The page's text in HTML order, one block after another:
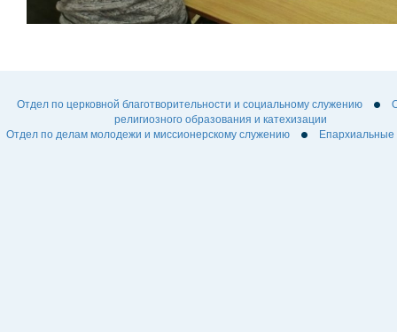
Отдел по церковной благотворительности и социальному служению
религиозного образования и катехизации
Отдел по делам молодежи и миссионерскому служению